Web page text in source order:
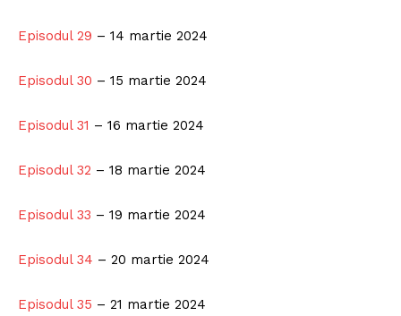
Episodul 29 – 14 martie 2024
Episodul 30 – 15 martie 2024
Episodul 31 – 16 martie 2024
Episodul 32 – 18 martie 2024
Episodul 33 – 19 martie 2024
Episodul 34 – 20 martie 2024
Episodul 35 – 21 martie 2024